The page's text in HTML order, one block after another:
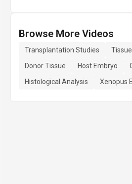
Browse More Videos
Transplantation Studies
Donor Tissue
Host Embryo
Histological Analysis
Xenopus